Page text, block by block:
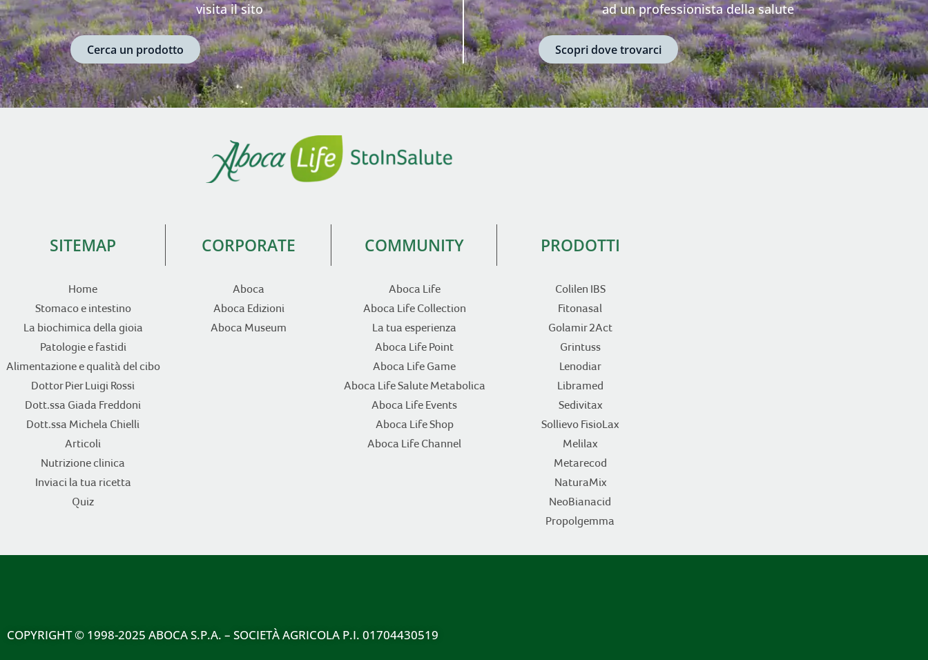
visita il sito
Cerca un prodotto
ad un professionista della salute
Scopri dove trovarci
SITEMAP
Home
Stomaco e intestino
La biochimica della gioia
Patologie e fastidi
Alimentazione e qualità del cibo
Dottor Pier Luigi Rossi
Dott.ssa Giada Freddoni
Dott.ssa Michela Chielli
Articoli
Nutrizione clinica
Inviaci la tua ricetta
Quiz
CORPORATE
Aboca
Aboca Edizioni
Aboca Museum
COMMUNITY
Aboca Life
Aboca Life Collection
La tua esperienza
Aboca Life Point
Aboca Life Game
Aboca Life Salute Metabolica
Aboca Life Events
Aboca Life Shop
Aboca Life Channel
PRODOTTI
Colilen IBS
Fitonasal
Golamir 2Act
Grintuss
Lenodiar
Libramed
Sedivitax
Sollievo FisioLax
Melilax
Metarecod
NaturaMix
NeoBianacid
Propolgemma
COPYRIGHT© 1998-2025 ABOCA S.P.A. – SOCIETÀ AGRICOLA P.I. 01704430519